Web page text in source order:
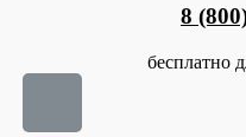
8
бесплатно